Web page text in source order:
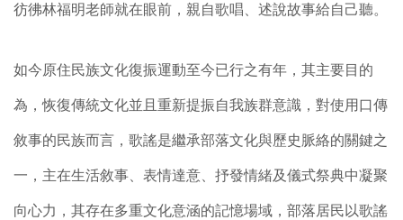
彷彿林福明老師就在眼前，親自歌唱、述說故事給自己聽。
如今原住民族文化復振運動至今已行之有年，其主要目的
為，恢復傳統文化並且重新提振自我族群意識，對使用口傳
敘事的民族而言，歌謠是繼承部落文化與歷史脈絡的關鍵之
一，主在生活敘事、表情達意、抒發情緒及儀式祭典中凝聚
向心力，其存在多重文化意涵的記憶場域，部落居民以歌謠